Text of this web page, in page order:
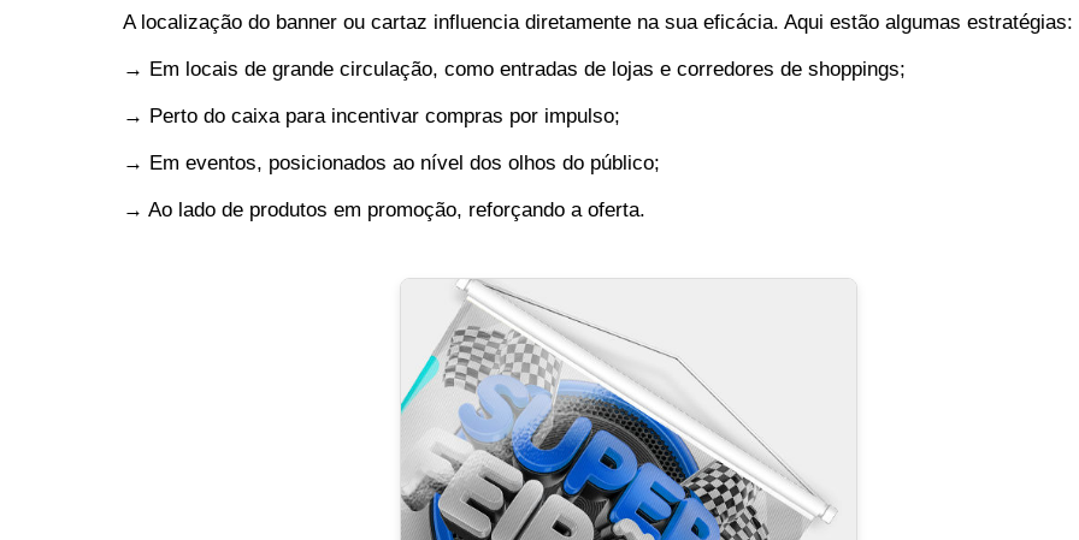
A localização do banner ou cartaz influencia diretamente na sua eficácia. Aqui estão algumas estratégias:
→ Em locais de grande circulação, como entradas de lojas e corredores de shoppings;
→ Perto do caixa para incentivar compras por impulso;
→ Em eventos, posicionados ao nível dos olhos do público;
→ Ao lado de produtos em promoção, reforçando a oferta.